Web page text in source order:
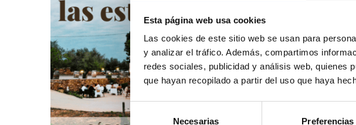
Esta página web usa cookies
Las cookies de este sitio web se usan para
y analizar el tráfico. Además, compartimos
redes sociales, publicidad y análisis web, quienes
que hayan recopilado a partir del uso que haya
de
Necesarias Preferencias